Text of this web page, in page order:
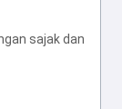
sajak dan